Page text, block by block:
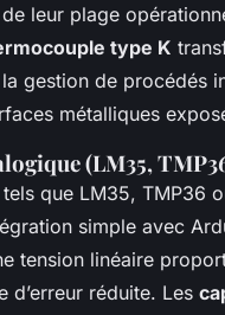
leur plage
type K
gestion de procédés
métalliques
(LM35,
tels que LM35, TMP36
simple avec
tension linéaire
d’erreur réduite. Les